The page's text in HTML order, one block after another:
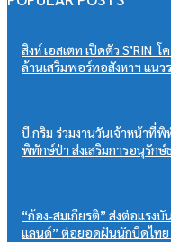
สิงห์ เอสเตท เปิดตัว S’RIN
ล้านเสริมพอร์ทอสังหาฯ แนว
บี.กริม ร่วมงานวันเจ้าหน้าที่
พิทักษ์ป่า ส่งเสริมการอนุรัก
“ก้อง-สมเกียรติ” ส่งต่อแรง
แลนด์” ต่อยอดฝันนักบิดไทย